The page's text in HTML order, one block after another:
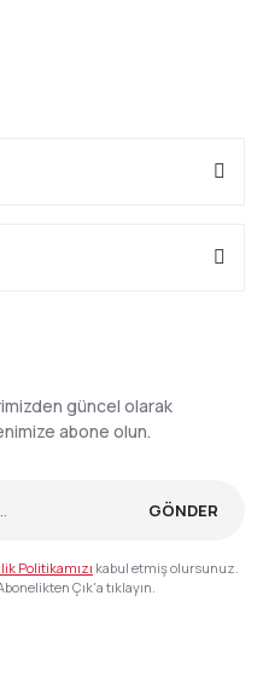
güncel olarak
abone olun.
GÖNDER
Politikamızı kabul etmiş olursunuz.
Çık'a tıklayın.